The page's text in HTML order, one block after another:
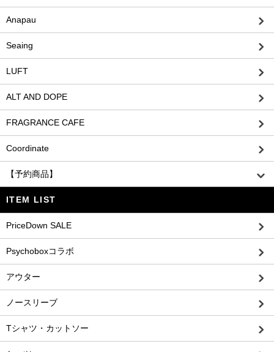
Anapau
Seaing
LUFT
ALT AND DOPE
FRAGRANCE CAFE
Coordinate
【予約商品】
ITEM LIST
PriceDown SALE
Psychoboxコラボ
アウター
ノースリーブ
Tシャツ・カットソー